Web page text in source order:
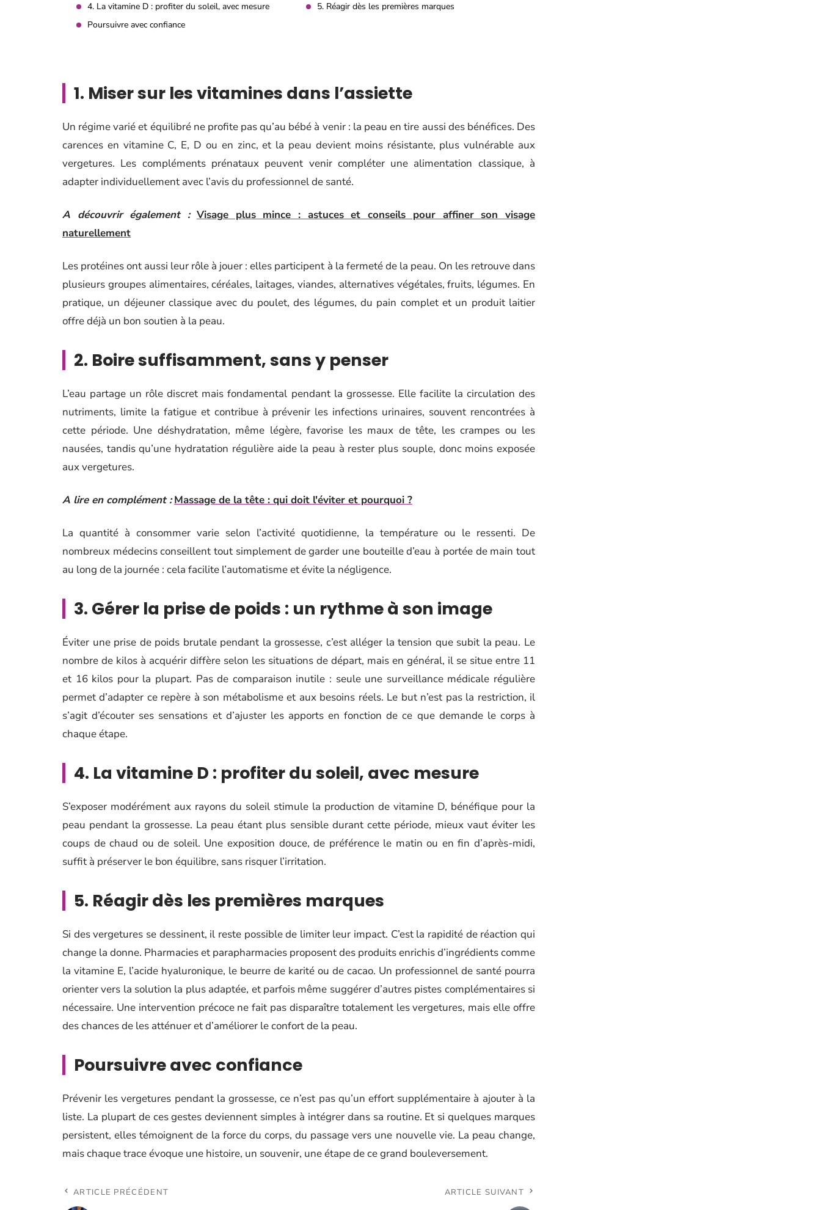
4. La vitamine D : profiter du soleil, avec mesure
5. Réagir dès les premières marques
Poursuivre avec confiance
1. Miser sur les vitamines dans l’assiette
Un régime varié et équilibré ne profite pas qu’au bébé à venir : la peau en tire aussi des bénéfices. Des
carences en vitamine C, E, D ou en zinc, et la peau devient moins résistante, plus vulnérable aux
vergetures. Les compléments prénataux peuvent venir compléter une alimentation classique, à
adapter individuellement avec l’avis du professionnel de santé.
A découvrir également : Visage plus mince : astuces et conseils pour affiner son visage
naturellement
Les protéines ont aussi leur rôle à jouer : elles participent à la fermeté de la peau. On les retrouve dans
plusieurs groupes alimentaires, céréales, laitages, viandes, alternatives végétales, fruits, légumes. En
pratique, un déjeuner classique avec du poulet, des légumes, du pain complet et un produit laitier
offre déjà un bon soutien à la peau.
2. Boire suffisamment, sans y penser
L’eau partage un rôle discret mais fondamental pendant la grossesse. Elle facilite la circulation des
nutriments, limite la fatigue et contribue à prévenir les infections urinaires, souvent rencontrées à
cette période. Une déshydratation, même légère, favorise les maux de tête, les crampes ou les
nausées, tandis qu’une hydratation régulière aide la peau à rester plus souple, donc moins exposée
aux vergetures.
A lire en complément : Massage de la tête : qui doit l'éviter et pourquoi ?
La quantité à consommer varie selon l’activité quotidienne, la température ou le ressenti. De
nombreux médecins conseillent tout simplement de garder une bouteille d’eau à portée de main tout
au long de la journée : cela facilite l’automatisme et évite la négligence.
3. Gérer la prise de poids : un rythme à son image
Éviter une prise de poids brutale pendant la grossesse, c’est alléger la tension que subit la peau. Le
nombre de kilos à acquérir diffère selon les situations de départ, mais en général, il se situe entre 11
et 16 kilos pour la plupart. Pas de comparaison inutile : seule une surveillance médicale régulière
permet d’adapter ce repère à son métabolisme et aux besoins réels. Le but n’est pas la restriction, il
s’agit d’écouter ses sensations et d’ajuster les apports en fonction de ce que demande le corps à
chaque étape.
4. La vitamine D : profiter du soleil, avec mesure
S’exposer modérément aux rayons du soleil stimule la production de vitamine D, bénéfique pour la
peau pendant la grossesse. La peau étant plus sensible durant cette période, mieux vaut éviter les
coups de chaud ou de soleil. Une exposition douce, de préférence le matin ou en fin d’après-midi,
suffit à préserver le bon équilibre, sans risquer l’irritation.
5. Réagir dès les premières marques
Si des vergetures se dessinent, il reste possible de limiter leur impact. C’est la rapidité de réaction qui
change la donne. Pharmacies et parapharmacies proposent des produits enrichis d’ingrédients comme
la vitamine E, l’acide hyaluronique, le beurre de karité ou de cacao. Un professionnel de santé pourra
orienter vers la solution la plus adaptée, et parfois même suggérer d’autres pistes complémentaires si
nécessaire. Une intervention précoce ne fait pas disparaître totalement les vergetures, mais elle offre
des chances de les atténuer et d’améliorer le confort de la peau.
Poursuivre avec confiance
Prévenir les vergetures pendant la grossesse, ce n’est pas qu’un effort supplémentaire à ajouter à la
liste. La plupart de ces gestes deviennent simples à intégrer dans sa routine. Et si quelques marques
persistent, elles témoignent de la force du corps, du passage vers une nouvelle vie. La peau change,
mais chaque trace évoque une histoire, un souvenir, une étape de ce grand bouleversement.
ARTICLE PRÉCÉDENT ARTICLE SUIVANT